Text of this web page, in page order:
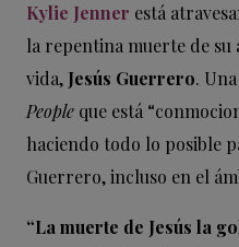
Kylie Jenner está
la repentina muerte de su
vida, Jesús Guerrero.
People que está
haciendo todo lo posible
Guerrero, incluso en el
“La muerte de Jesús la